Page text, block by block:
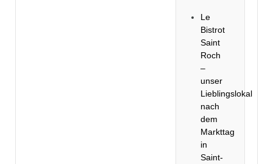
Le
Bistrot
Saint
Roch
–
unser
Lieblingslokal
nach
dem
Markttag
in
Saint-